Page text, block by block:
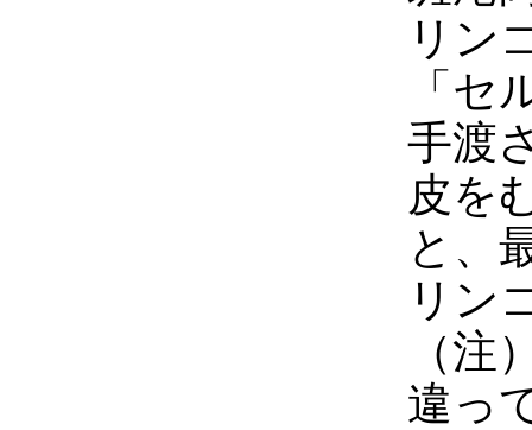
リン
「セ
手渡
皮を
と、
リン
（注
違っ